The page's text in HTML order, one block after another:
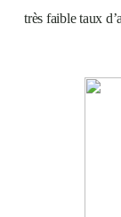
très faible taux